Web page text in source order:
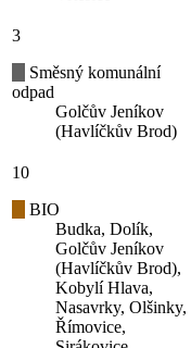
3
Směsný komunální
odpad
Golčův Jeníkov
(Havlíčkův Brod)
10
BIO
Budka, Dolík,
Golčův Jeníkov
(Havlíčkův Brod),
Kobylí Hlava,
Nasavrky, Olšinky,
Římovice,